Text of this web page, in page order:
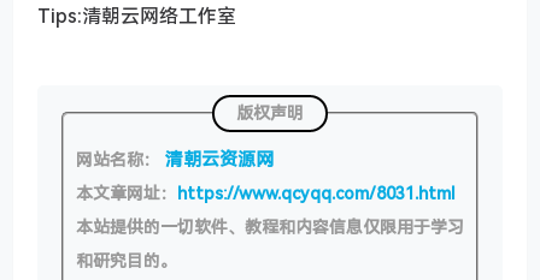
Tips:清朝云网络工作室
版权声明
网站名称： 清朝云资源网
本文章网址： https://www.qcyqq.com/8031.html
本站提供的一切软件、教程和内容信息仅限用于学习
和研究目的。